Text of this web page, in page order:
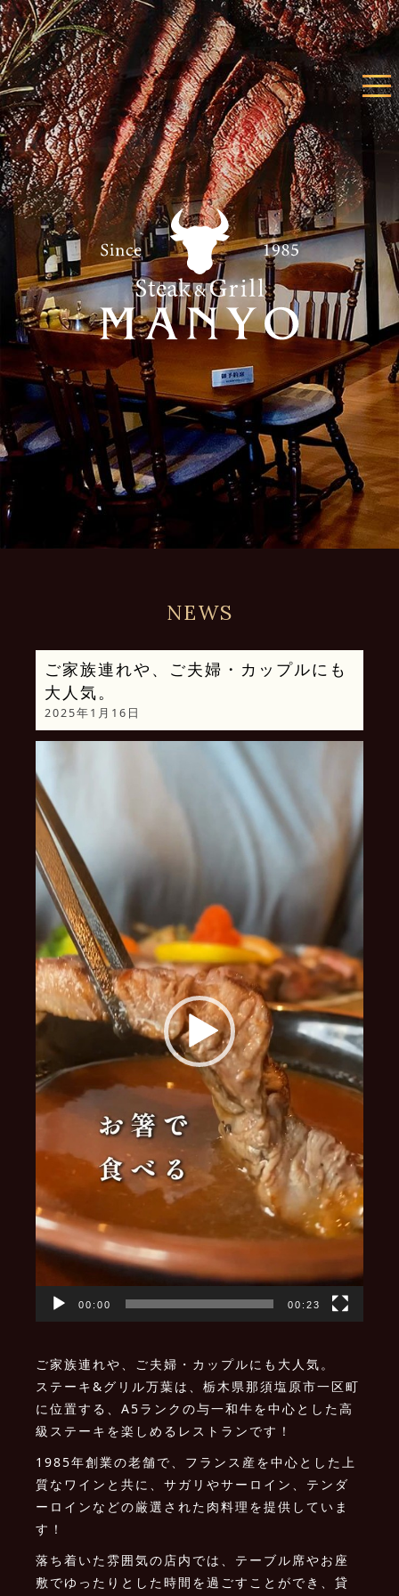
NEWS
ご家族連れや、ご夫婦・カップルにも
大人気。
2025年1月16日
画
プ
レ
ー
ヤ
ー
00:00 00:23
ご家族連れや、ご夫婦・カップルにも大人気。
ステーキ&グリル万葉は、栃木県那須塩原市一区町
に位置する、A5ランクの与一和牛を中心とした高
級ステーキを楽しめるレストランです！
1985年創業の老舗で、フランス産を中心とした上
質なワインと共に、サガリやサーロイン、テンダ
ーロインなどの厳選された肉料理を提供していま
す！
落ち着いた雰囲気の店内では、テーブル席やお座
敷でゆったりとした時間を過ごすことができ、貸